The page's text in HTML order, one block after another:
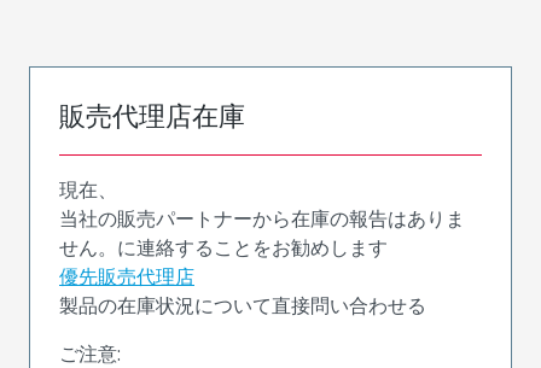
販売代理店在庫
現在、
当社の販売パートナーから在庫の報告はありま
せん。に連絡することをお勧めします
優先販売代理店
製品の在庫状況について直接問い合わせる
ご注意: